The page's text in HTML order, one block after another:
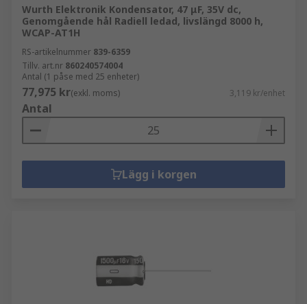
Wurth Elektronik Kondensator, 47 μF, 35V dc,
Genomgående hål Radiell ledad, livslängd 8000 h,
WCAP-AT1H
RS-artikelnummer 839-6359
Tillv. art.nr 860240574004
Antal (1 påse med 25 enheter)
77,975 kr(exkl. moms) 3,119 kr/enhet
Antal
Lägg i korgen